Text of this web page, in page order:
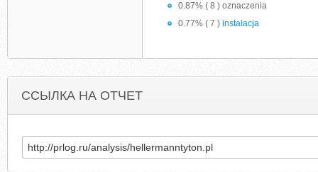
0.87% ( 8 ) oznaczenia
0.77% ( 7 ) instalacja
ССЫЛКА НА ОТЧЕТ